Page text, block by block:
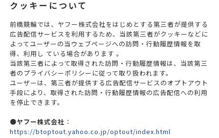
クッキーについて
前橋競輪では、ヤフー株式会社をはじめとする第三者が提供する
広告配信サービスを利用するため、当該第三者がクッキーなどに
よってユーザーの当ウェブページへの訪問・行動履歴情報を取
得、利用し ている場合があります 。
当該第三者によって取得された訪問・行動履歴情報は、当該第三
者のプライバシーポリシーに従って取り扱われます。
ユーザーは、第三者が提供する広告配信サービスのオプトアウト
手段により、取得された訪問・行動履歴情報の広告配信への利用
を停止できます。
●ヤフー株式会社 ：
https://btoptout.yahoo.co.jp/optout/index.html